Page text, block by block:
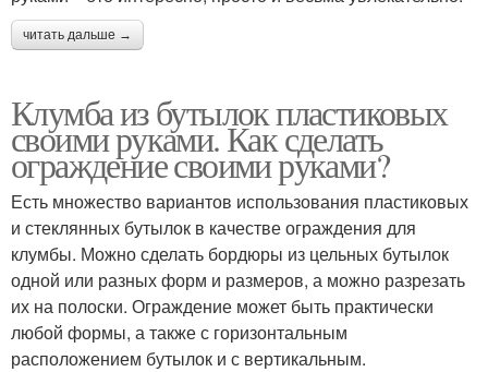
читать дальше →
Клумба из бутылок пластиковых
своими руками. Как сделать
ограждение своими руками?
Есть множество вариантов использования пластиковых
и стеклянных бутылок в качестве ограждения для
клумбы. Можно сделать бордюры из цельных бутылок
одной или разных форм и размеров, а можно разрезать
их на полоски. Ограждение может быть практически
любой формы, а также с горизонтальным
расположением бутылок и с вертикальным.